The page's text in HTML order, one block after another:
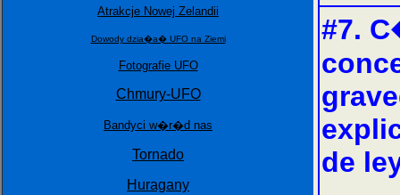
Atrakcje Nowej Zelandii
Dowody dzia�a� UFO na Ziemi
Fotografie UFO
Chmury-UFO
Bandyci w�r�d nas
Tornado
Huragany
#7.
de